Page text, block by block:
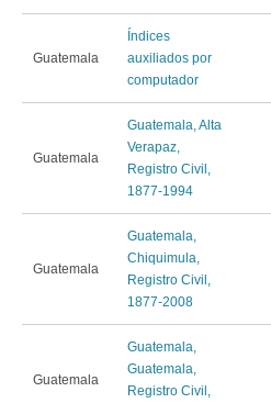
Guatemala
Índices
auxiliados por
computador
Guatemala
Guatemala, Alta
Verapaz,
Registro Civil,
1877-1994
Guatemala
Guatemala,
Chiquimula,
Registro Civil,
1877-2008
Guatemala
Guatemala,
Guatemala,
Registro Civil,